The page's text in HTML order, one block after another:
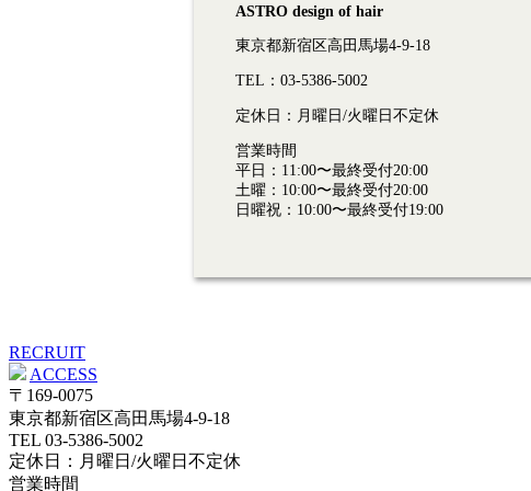
ASTRO design of hair
東京都新宿区高田馬場4-9-18
TEL：03-5386-5002
定休日：月曜日/火曜日不定休
営業時間
平日：11:00〜最終受付20:00
土曜：10:00〜最終受付20:00
日曜祝：10:00〜最終受付19:00
RECRUIT
ACCESS
〒169-0075
東京都新宿区高田馬場4-9-18
TEL 03-5386-5002
定休日：月曜日/火曜日不定休
営業時間